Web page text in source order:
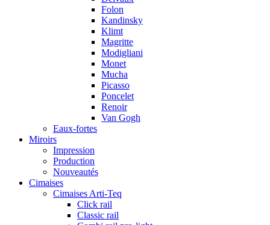
Folon
Kandinsky
Klimt
Magritte
Modigliani
Monet
Mucha
Picasso
Poncelet
Renoir
Van Gogh
Eaux-fortes
Miroirs
Impression
Production
Nouveautés
Cimaises
Cimaises Arti-Teq
Click rail
Classic rail